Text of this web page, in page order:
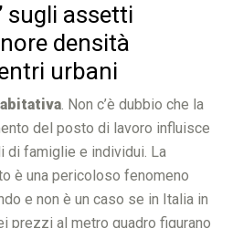
sugli assetti
densità
urbani
. Non c’è dubbio che la
del posto di lavoro influisce
di famiglie e individui. La
è una pericoloso fenomeno
e non è un caso se in Italia in
prezzi al metro quadro figurano